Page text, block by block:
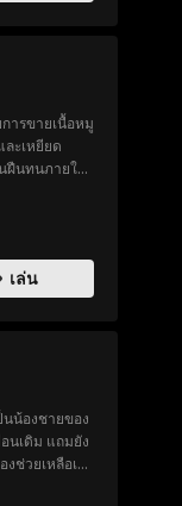
ารขายเนื้อหมู
ะเหยียด
ฝืนทนภายใต้
ริ่มเข้าใกล้
เล่น
น้องชายของ
นเดิม แถมยัง
วยเหลือเธอ